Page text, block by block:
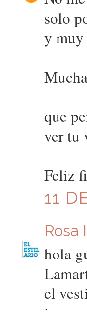
solo
y muy
que
ver tu
Feliz
11
Rosa
hola
el